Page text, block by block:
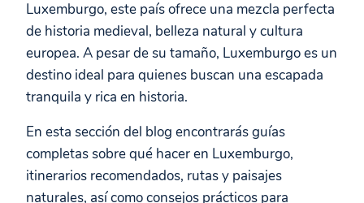
Luxemburgo, este país ofrece una mezcla perfecta
de historia medieval, belleza natural y cultura
europea. A pesar de su tamaño, Luxemburgo es un
destino ideal para quienes buscan una escapada
tranquila y rica en historia.
En esta sección del blog encontrarás guías
completas sobre qué hacer en Luxemburgo,
itinerarios recomendados, rutas y paisajes
naturales, así como consejos prácticos para